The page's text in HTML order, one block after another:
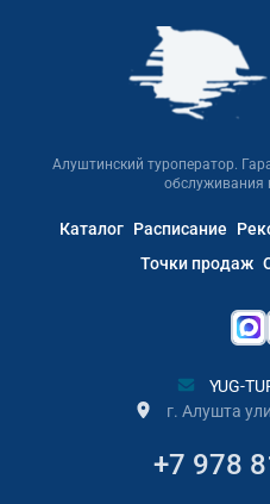
Алуштинский туроператор.
обслуживания
Каталог Расписание
Точки продаж
YUG-
г. Алушта
+7 978